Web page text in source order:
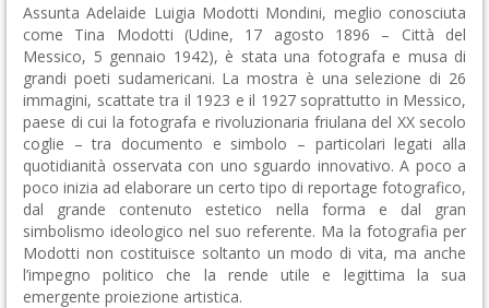
Assunta Adelaide Luigia Modotti Mondini, meglio conosciuta
come Tina Modotti (Udine, 17 agosto 1896 – Città del
Messico, 5 gennaio 1942), è stata una fotografa e musa di
grandi poeti sudamericani. La mostra è una selezione di 26
immagini, scattate tra il 1923 e il 1927 soprattutto in Messico,
paese di cui la fotografa e rivoluzionaria friulana del XX secolo
coglie – tra documento e simbolo – particolari legati alla
quotidianità osservata con uno sguardo innovativo. A poco a
poco inizia ad elaborare un certo tipo di reportage fotografico,
dal grande contenuto estetico nella forma e dal gran
simbolismo ideologico nel suo referente. Ma la fotografia per
Modotti non costituisce soltanto un modo di vita, ma anche
l’impegno politico che la rende utile e legittima la sua
emergente proiezione artistica.